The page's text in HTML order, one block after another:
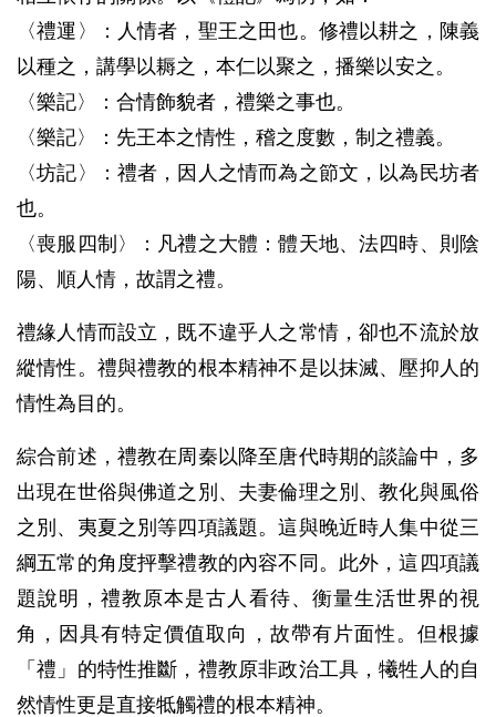
〈禮運〉：人情者，聖王之田也。修禮以耕之，陳義
以種之，講學以耨之，本仁以聚之，播樂以安之。
〈樂記〉：合情飾貌者，禮樂之事也。
〈樂記〉：先王本之情性，稽之度數，制之禮義。
〈坊記〉：禮者，因人之情而為之節文，以為民坊者
也。
〈喪服四制〉：凡禮之大體：體天地、法四時、則陰
陽、順人情，故謂之禮。
禮緣人情而設立，既不違乎人之常情，卻也不流於放
縱情性。禮與禮教的根本精神不是以抹滅、壓抑人的
情性為目的。
綜合前述，禮教在周秦以降至唐代時期的談論中，多
出現在世俗與佛道之別、夫妻倫理之別、教化與風俗
之別、夷夏之別等四項議題。這與晚近時人集中從三
綱五常的角度抨擊禮教的內容不同。此外，這四項議
題說明，禮教原本是古人看待、衡量生活世界的視
角，因具有特定價值取向，故帶有片面性。但根據
「禮」的特性推斷，禮教原非政治工具，犧牲人的自
然情性更是直接牴觸禮的根本精神。